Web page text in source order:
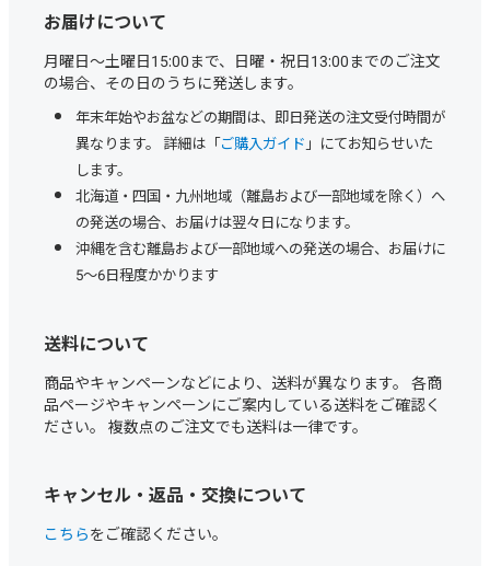
お届けについて
月曜日～土曜日15:00まで、日曜・祝日13:00までのご注文
の場合、その日のうちに発送します。
年末年始やお盆などの期間は、即日発送の注文受付時間が
異なります。 詳細は「ご購入ガイド 」にてお知らせいた
します。
北海道・四国・九州地域（離島および一部地域を除く）へ
の発送の場合、お届けは翌々日になります。
沖縄を含む離島および一部地域への発送の場合、お届けに
5～6日程度かかります
送料について
商品やキャンペーンなどにより、送料が異なります。 各商
品ページやキャンペーンにご案内している送料をご確認く
ださい。 複数点のご注文でも送料は一律です。
キャンセル・返品・交換について
こちらをご確認ください。